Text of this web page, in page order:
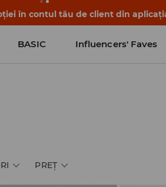
în contul tău de client din
BASIC Influencers' Faves
PREŢ